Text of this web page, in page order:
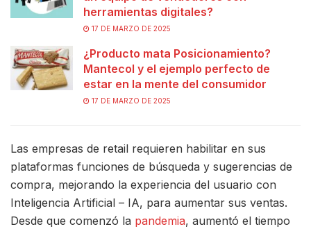
herramientas digitales?
17 DE MARZO DE 2025
¿Producto mata Posicionamiento?
Mantecol y el ejemplo perfecto de
estar en la mente del consumidor
17 DE MARZO DE 2025
Las empresas de retail requieren habilitar en sus
plataformas funciones de búsqueda y sugerencias de
compra, mejorando la experiencia del usuario con
Inteligencia Artificial – IA, para aumentar sus ventas.
Desde que comenzó la pandemia, aumentó el tiempo